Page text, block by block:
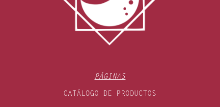
PÁGINAS
CATÁLOGO DE PRODUCTOS